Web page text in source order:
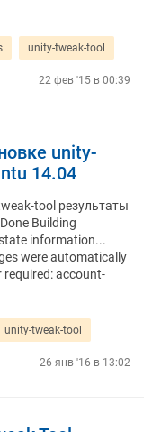
unity-tweak-tool
22 фев '15 в 00:39
unity-
14.04
tool результаты
Building
information...
were automatically
required: account-
unity-tweak-tool
26 янв '16 в 13:02